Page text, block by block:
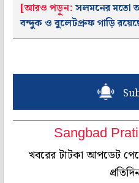
[আরও পড়ুন:সলমনের মতো
বন্দুক ও বুলেটপ্রুফ গাড়ি
Sangbad
খবরের টাটকা আপডেট